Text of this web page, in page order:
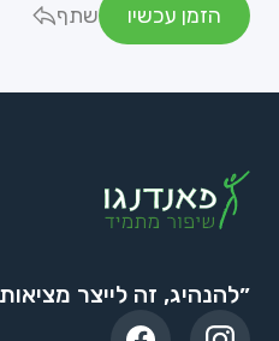
הזמן עכשיו
שתף
״להנהיג, זה לייצר